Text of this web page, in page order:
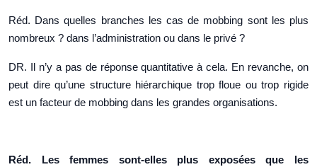
Réd. Dans quelles branches les cas de mobbing sont les plus
nombreux ? dans l’administration ou dans le privé ?
DR. Il n’y a pas de réponse quantitative à cela. En revanche, on
peut dire qu’une structure hiérarchique trop floue ou trop rigide
est un facteur de mobbing dans les grandes organisations.
Réd. Les femmes sont-elles plus exposées que les